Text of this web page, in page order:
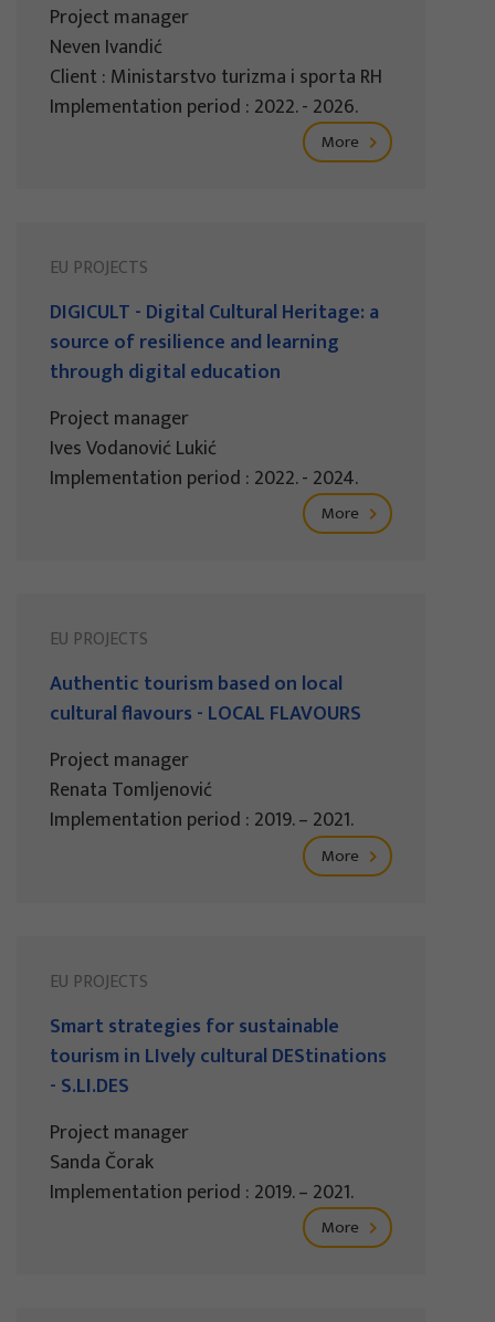
Project manager
Neven Ivandić
Client : Ministarstvo turizma i sporta RH
Implementation period : 2022. - 2026.
More
EU PROJECTS
DIGICULT - Digital Cultural Heritage: a
source of resilience and learning
through digital education
Project manager
Ives Vodanović Lukić
Implementation period : 2022. - 2024.
More
EU PROJECTS
Authentic tourism based on local
cultural flavours - LOCAL FLAVOURS
Project manager
Renata Tomljenović
Implementation period : 2019. – 2021.
More
EU PROJECTS
Smart strategies for sustainable
tourism in LIvely cultural DEStinations
- S.LI.DES
Project manager
Sanda Čorak
Implementation period : 2019. – 2021.
More